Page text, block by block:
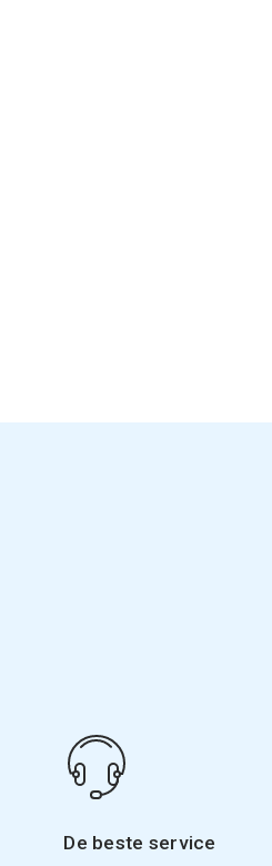
De beste service